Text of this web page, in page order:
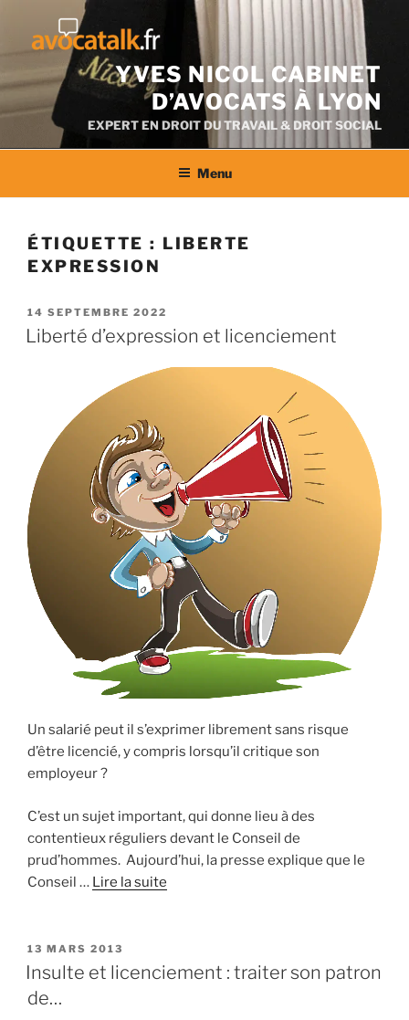
contenu
YVES NICOL CABINET
D’AVOCATS À LYON
EXPERT EN DROIT DU TRAVAIL & DROIT SOCIAL
Menu
ÉTIQUETTE : LIBERTE
EXPRESSION
PUBLIÉ
LE
14 SEPTEMBRE 2022
Liberté d’expression et licenciement
Un salarié peut il s’exprimer librement sans risque
d’être licencié, y compris lorsqu’il critique son
employeur ?
C’est un sujet important, qui donne lieu à des
contentieux réguliers devant le Conseil de
prud’hommes. Aujourd’hui, la presse explique que le
Conseil … Lire la suite
PUBLIÉ
LE
13 MARS 2013
Insulte et licenciement : traiter son patron
de…